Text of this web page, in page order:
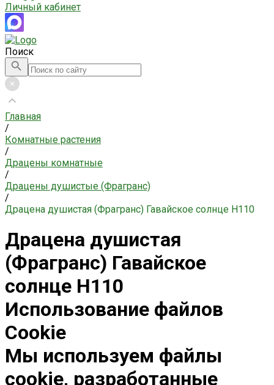
Личный кабинет
Поиск
Главная
/
Комнатные растения
/
Драцены комнатные
/
Драцены душистые (Фрагранс)
/
Драцена душистая (Фрагранс) Гавайское солнце H110
Драцена душистая
(Фрагранс) Гавайское
солнце H110
Использование файлов
Cookie
Мы используем файлы
cookie, разработанные